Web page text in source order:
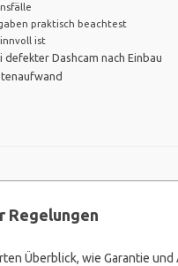
praktisch beachtest
ist
Dashcam nach Einbau
Regelungen
Überblick, wie Garantie